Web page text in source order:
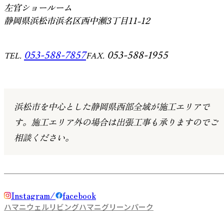
左官ショールーム
静岡県浜松市浜名区西中瀬3丁目11-12
TEL. 053-588-7857FAX. 053-588-1955
浜松市を中心とした静岡県西部全域が施工エリアで
す。 施工エリア外の場合は出張工事も承りますのでご
相談ください。
Instagram facebook
ハマニウェルリビングハマニグリーンパーク